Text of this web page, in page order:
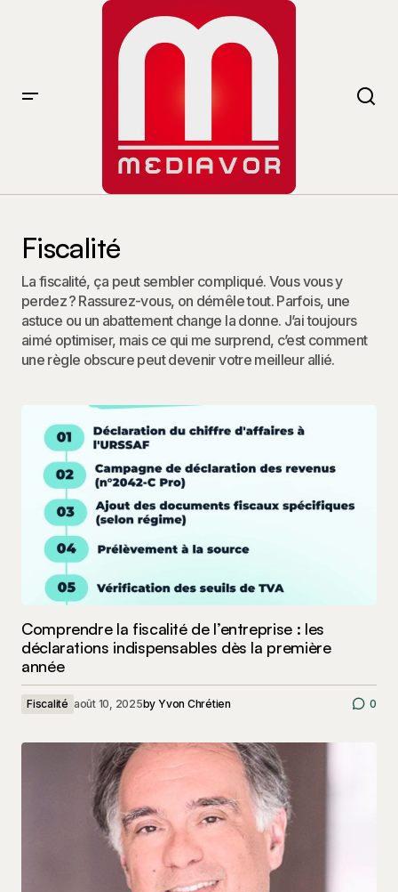
Fiscalité
La fiscalité, ça peut sembler compliqué. Vous vous y
perdez ? Rassurez-vous, on démêle tout. Parfois, une
astuce ou un abattement change la donne. J’ai toujours
aimé optimiser, mais ce qui me surprend, c’est comment
une règle obscure peut devenir votre meilleur allié.
Comprendre la fiscalité de l’entreprise : les
déclarations indispensables dès la première
année
Fiscalité août 10, 2025by Yvon Chrétien 0